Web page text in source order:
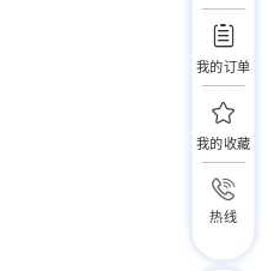
我的订单
我的收藏
热线